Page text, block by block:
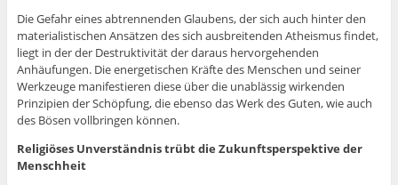
Die Gefahr eines abtrennenden Glaubens, der sich auch hinter den
materialistischen Ansätzen des sich ausbreitenden Atheismus findet,
liegt in der der Destruktivität der daraus hervorgehenden
Anhäufungen. Die energetischen Kräfte des Menschen und seiner
Werkzeuge manifestieren diese über die unablässig wirkenden
Prinzipien der Schöpfung, die ebenso das Werk des Guten, wie auch
des Bösen vollbringen können.
Religiöses Unverständnis trübt die Zukunftsperspektive der
Menschheit